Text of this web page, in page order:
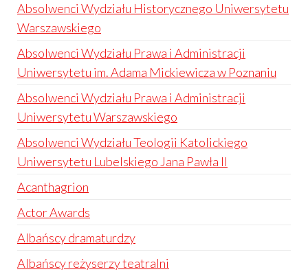
Absolwenci Wydziału Historycznego Uniwersytetu
Warszawskiego
Absolwenci Wydziału Prawa i Administracji
Uniwersytetu im. Adama Mickiewicza w Poznaniu
Absolwenci Wydziału Prawa i Administracji
Uniwersytetu Warszawskiego
Absolwenci Wydziału Teologii Katolickiego
Uniwersytetu Lubelskiego Jana Pawła II
Acanthagrion
Actor Awards
Albańscy dramaturdzy
Albańscy reżyserzy teatralni